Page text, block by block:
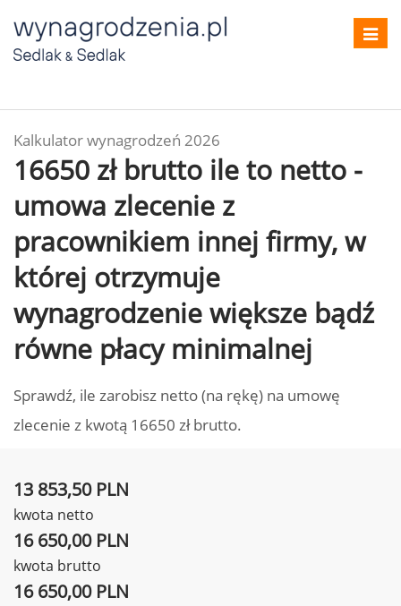
Kalkulator wynagrodzeń 2026
16650 zł brutto ile to netto -
umowa zlecenie z
pracownikiem innej firmy, w
której otrzymuje
wynagrodzenie większe bądź
równe płacy minimalnej
Sprawdź, ile zarobisz netto (na rękę) na umowę
zlecenie z kwotą 16650 zł brutto.
13 853,50 PLN
kwota netto
16 650,00 PLN
kwota brutto
16 650,00 PLN